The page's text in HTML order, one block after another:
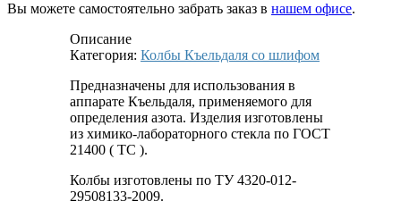
Вы можете самостоятельно забрать заказ в нашем офисе.
Описание
Категория: Колбы Къельдаля со шлифом
Предназначены для использования в
аппарате Къельдаля, применяемого для
определения азота. Изделия изготовлены
из химико-лабораторного стекла по ГОСТ
21400 ( ТС ).
Колбы изготовлены по ТУ 4320-012-
29508133-2009.